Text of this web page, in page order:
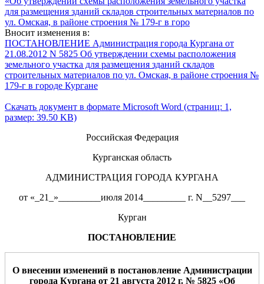
для размещения зданий складов строительных материалов по
ул. Омская, в районе строения № 179-г в горо
Вносит изменения в:
ПОСТАНОВЛЕНИЕ Администрация города Кургана от
21.08.2012 N 5825 Об утверждении схемы расположения
земельного участка для размещения зданий складов
строительных материалов по ул. Омская, в районе строения №
179-г в городе Кургане
Скачать документ в формате Microsoft Word (страниц: 1,
размер: 39.50 KB)
Российская Федерация
Курганская область
АДМИНИСТРАЦИЯ ГОРОДА КУРГАНА
от «_21_»_________июля 2014_________ г. N__5297___
Курган
ПОСТАНОВЛЕНИЕ
О внесении изменений в постановление Администрации
города Кургана от 21 августа 2012г. № 5825 «Об